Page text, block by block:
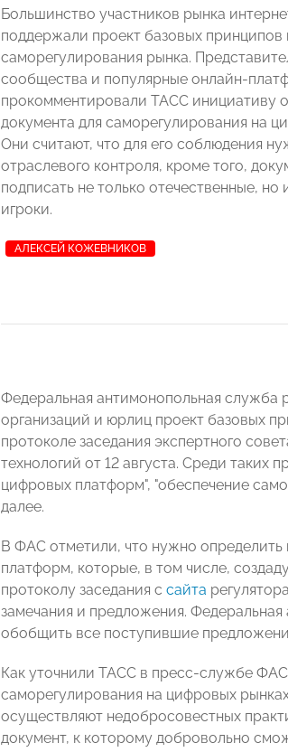
Большинство участников рынка
поддержали проект базовых
саморегулирования рынка.
сообщества и популярные онлайн-
прокомментировали ТАСС инициативу
документа для саморегулирования на
Они считают, что для его соблюдения
отраслевого контроля, кроме того,
подписать не только отечественные,
игроки.
АЛЕКСЕЙ КОЖЕВНИКОВ
Федеральная антимонопольная
организаций и юрлиц проект базовых
протоколе заседания экспертного
технологий от 12 августа. Среди таких
цифровых платформ", "обеспечение
далее.
В ФАС отметили, что нужно определить
платформ, которые, в том числе,
протоколу заседания с сайта
замечания и предложения.
обобщить все поступившие
Как уточнили ТАСС в пресс-службе ФАС
саморегулирования на цифровых
осуществляют недобросовестных
документ, к которому добровольно